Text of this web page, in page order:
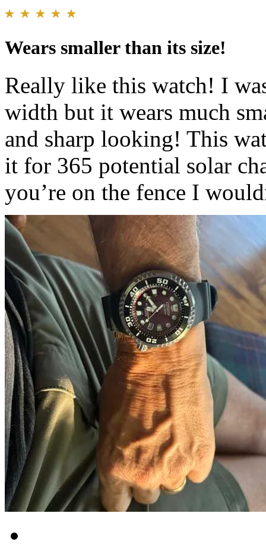
Wears smaller than its size!
Really like this watch! I
width but it wears much
and sharp looking! This
it for 365 potential solar
you’re on the fence I